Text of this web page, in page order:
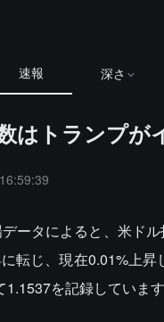
速報 深さ
はトランプ
ータによると、米ド
転じ、現在0.01%上
を記録しています